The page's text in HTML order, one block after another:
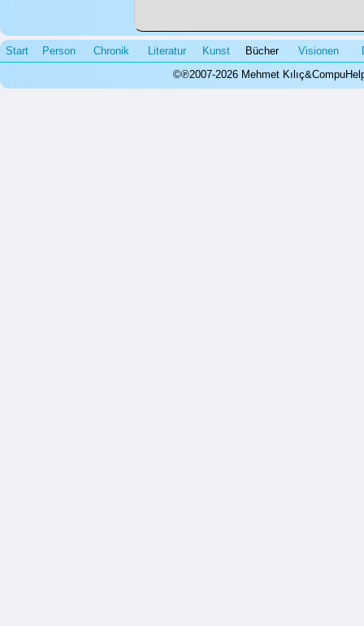
Start Person Chronik Literatur Kunst Bücher Visionen
©℗2007-2026 Mehmet